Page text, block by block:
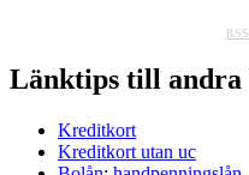
Länktips till andra
Kreditkort
Kreditkort utan uc